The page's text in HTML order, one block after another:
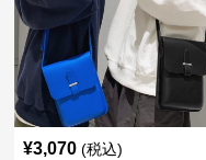
¥3,070 (税込)